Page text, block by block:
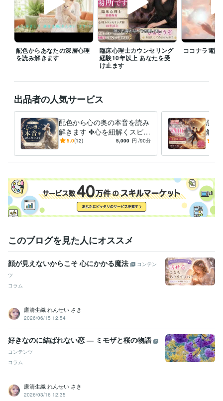
お急ぎの方や夜間早朝をご希望の方はぜひご検討ください。ご希望の日
時がある場合は、メッセージにてお知らせください。日によっては変則
対応になることもありますが、事前にご相談いただければ、調整可能で
す
他でも対面活動があるため、ご予約の重複を避けるためにも、事前にご
一報いただけると助かります
フォローやお気に入り登録も大きな励みです
笑顔 輝く未来へ導きます
スピリチュアル占い師
廉清 生織 れんせい さき
経験職種
建築・土木・施工管理 / 設計監理 経験年数 : 12年
ライフスタイル・その他 / 占い師 経験年数 : 20年
ライフスタイル・その他 / 講師・インストラクター 経験年数 : 4年
ライフスタイル・その他 / カウンセラー・コーチ 経験年数 : 5年
私の子育て 命懸けの波乱続く出産記 マニュアル通りに行かない子育
ての楽しみ方
読売新聞主催  読売写真大賞 特別審査員賞受賞
ラブログ～廉清 生織のブログの部屋へようこそ～
オラクル認定コンサルタント
手相鑑定士
スピリチュアルタロット士
姓名判断鑑定士
インテリアコーディネーター 取得年 : 1989年
1級建築士 取得年 : 1998年
行動心理士
臨床心理士
パーソナルカラーアナリスト
建築CAD検定試験
配色からあなたの深層心理
を読み解きます
臨床心理士カウンセリング
経験10年以上 あなたを受
け止ます
ココナラ電話
出品者の人気サービス
配色から心の奥の本音を読み
解きます ✤心を紐解くスピリ
チュアルカラーセッション✤
5.0(12) 5,000 円 /90分
恋愛
解く
掛け
す✤
このブログを見た人にオススメ
顔が見えないからこそ 心にかかる魔法
コンテン
ツ
コラム
廉清生織 れんせい さき
2026/06/15 12:54
好きなのに結ばれない恋 ― ミモザと桜の物語
コンテンツ
コラム
廉清生織 れんせい さき
2026/03/16 12:35